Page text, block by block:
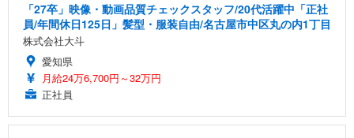
「27卒」映像・動画品質チェックスタッフ/20代活躍中「正社
員/年間休日125日」髪型・服装自由/名古屋市中区丸の内1丁目
株式会社大斗
愛知県
月給24万6,700円～32万円
正社員